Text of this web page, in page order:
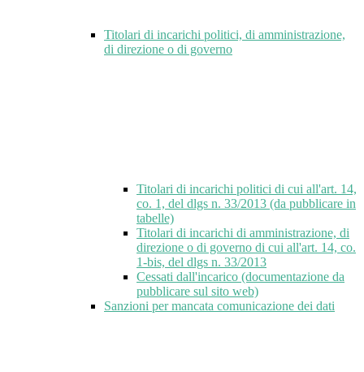
Titolari di incarichi politici, di amministrazione,
di direzione o di governo
Titolari di incarichi politici di cui all'art. 14,
co. 1, del dlgs n. 33/2013 (da pubblicare in
tabelle)
Titolari di incarichi di amministrazione, di
direzione o di governo di cui all'art. 14, co.
1-bis, del dlgs n. 33/2013
Cessati dall'incarico (documentazione da
pubblicare sul sito web)
Sanzioni per mancata comunicazione dei dati